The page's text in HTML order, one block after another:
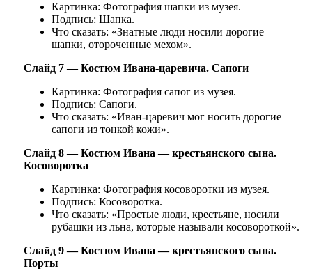
Картинка: Фотография шапки из музея.
Подпись: Шапка.
Что сказать: «Знатные люди носили дорогие
шапки, отороченные мехом».
Слайд 7 — Костюм Ивана-царевича. Сапоги
Картинка: Фотография сапог из музея.
Подпись: Сапоги.
Что сказать: «Иван-царевич мог носить дорогие
сапоги из тонкой кожи».
Слайд 8 — Костюм Ивана — крестьянского сына.
Косоворотка
Картинка: Фотография косоворотки из музея.
Подпись: Косоворотка.
Что сказать: «Простые люди, крестьяне, носили
рубашки из льна, которые называли косовороткой».
Слайд 9 — Костюм Ивана — крестьянского сына.
Порты